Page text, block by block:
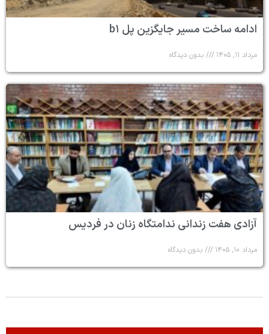
ادامه ساخت مسیر جایگزین پل b۱
مرداد ۱۱, ۱۴۰۵ بدون دیدگاه
آزادی هفت زندانی ندامتگاه زنان در فردیس
مرداد ۱۰, ۱۴۰۵ بدون دیدگاه